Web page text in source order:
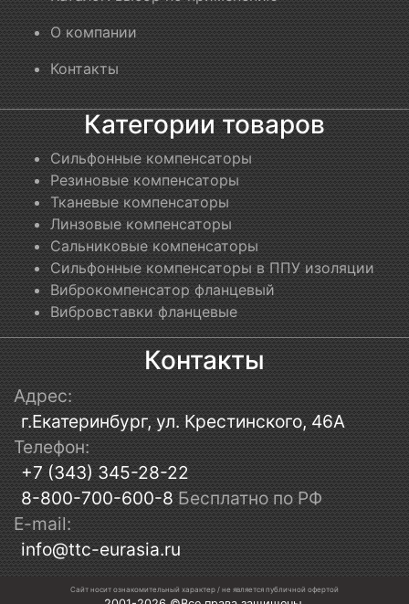
О компании
Контакты
Категории товаров
Сильфонные компенсаторы
Резиновые компенсаторы
Тканевые компенсаторы
Линзовые компенсаторы
Сальниковые компенсаторы
Сильфонные компенсаторы в ППУ изоляции
Виброкомпенсатор фланцевый
Вибровставки фланцевые
Контакты
Адрес:
г.Екатеринбург, ул. Крестинского, 46А
Телефон:
+7 (343) 345-28-22
8-800-700-600-8 Бесплатно по РФ
E-mail:
info@ttc-eurasia.ru
Сайт носит ознакомительный характер / не является публичной офертой